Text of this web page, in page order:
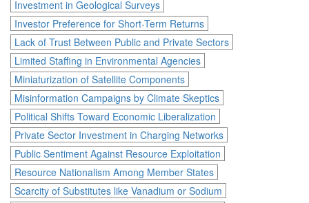
Investment in Geological Surveys
Investor Preference for Short-Term Returns
Lack of Trust Between Public and Private Sectors
Limited Staffing in Environmental Agencies
Miniaturization of Satellite Components
Misinformation Campaigns by Climate Skeptics
Political Shifts Toward Economic Liberalization
Private Sector Investment in Charging Networks
Public Sentiment Against Resource Exploitation
Resource Nationalism Among Member States
Scarcity of Substitutes like Vanadium or Sodium